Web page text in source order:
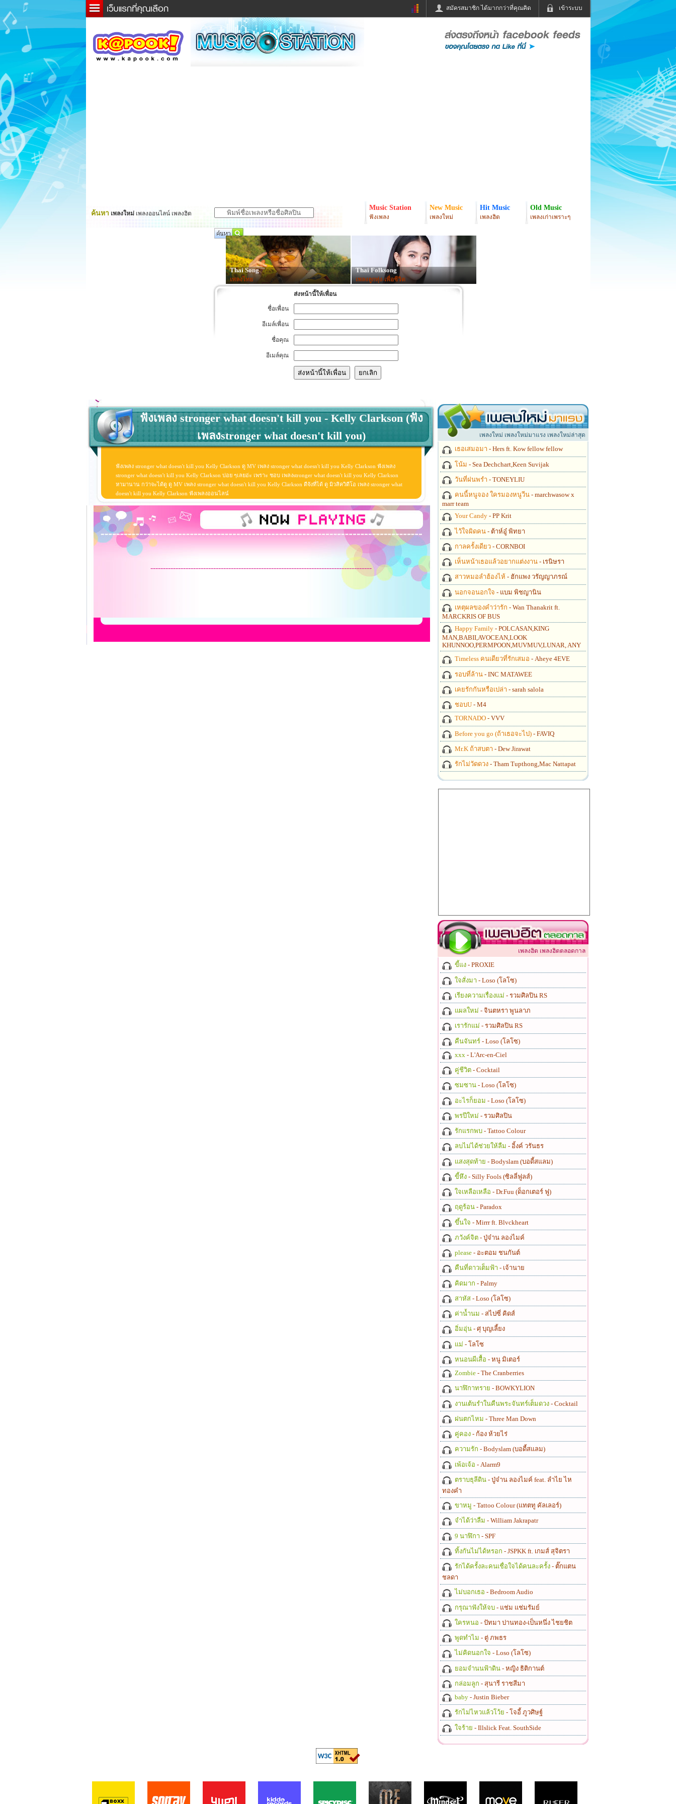
เข้าระบบ
สมัครสมาชิก ได้มากกว่าที่คุณคิด
ข่าวด่วน ข่าวสั้น
ละคร
หนังใหม่
ฟังวิทยุออนไลน์
หมากรุกไทย
Email
ค้นหา เพลงใหม่ เพลงออนไลน์ เพลงฮิต
Music Station
ฟังเพลง
New Music
เพลงใหม่
Hit Music
เพลงฮิต
Old Music
เพลงเก่าเพราะๆ
Thai Song
เพลงไทย
Thai Folksong
เพลงลูกทุ่ง-เพื่อชีวิต
ส่งหน้านี้ให้เพื่อน
ชื่อเพื่อน
อีเมล์เพื่อน
ชื่อคุณ
อีเมล์คุณ
ฟังเพลง stronger what doesn't kill you - Kelly Clarkson (ฟัง
เพลงstronger what doesn't kill you)
ฟังเพลง stronger what doesn't kill you Kelly Clarkson ดู MV เพลง stronger what doesn't kill you Kelly Clarkson ฟังเพลง
stronger what doesn't kill you Kelly Clarkson บ่อย ๆเลยอ่ะ เพราะ ชอบ เพลงstronger what doesn't kill you Kelly Clarkson
หามานาน กว่าจะได้ดู ดู MV เพลง stronger what doesn't kill you Kelly Clarkson ดีจังที่ได้ ดู มิวสิควิดีโอ เพลง stronger what
doesn't kill you Kelly Clarkson ฟังเพลงออนไลน์
----------------------------------------------------------------------------------------
เพลงใหม่ เพลงใหม่มาแรง เพลงใหม่ล่าสุด
เธอเสมอมา - Hers ft. Kow fellow fellow
โน้ม - Sea Dechchart,Keen Suvijak
วันที่ฝนพรำ - TONEYLIU
คนนี้หนูจอง ใครมองหนูวีน - marchwasow x
marr team
Your Candy - PP Krit
ไว้ใจผิดคน - ต้าห์อู๋ พิทยา
กาลครั้งเดียว - CORNBOI
เห็นหน้าเธอแล้วอยากแต่งงาน - เรนิษรา
สาวหมอลำฮ้องไห้ - ฮักแพง วรัญญาภรณ์
นอกจอนอกใจ - แบม พิชญานิน
เหตุผลของคำว่ารัก - Wan Thanakrit ft.
MARCKRIS OF BUS
Happy Family - POLCASAN,KING
MAN,BABII,AVOCEAN,LOOK
KHUNNOO,PERMPOON,MUVMUV,LUNAR, ANY
Timeless คนเดียวที่รักเสมอ - Aheye 4EVE
รอบที่ล้าน - INC MATAWEE
เคยรักกันหรือเปล่า - sarah salola
ชอบU - M4
TORNADO - VVV
Before you go (ถ้าเธอจะไป) - FAVIQ
Mr.K ถ้าสบตา - Dew Jirawat
รักไม่วัดดวง - Tham Tupthong,Mac Nattapat
เพลงฮิต เพลงฮิตตลอดกาล
ขี้แง - PROXIE
ใจสั่งมา - Loso (โลโซ)
เรียงความเรื่องแม่ - รวมศิลปิน RS
แผลใหม่ - จินตหรา พูนลาภ
เรารักแม่ - รวมศิลปิน RS
คืนจันทร์ - Loso (โลโซ)
xxx - L'Arc-en-Ciel
คู่ชีวิต - Cocktail
ซมซาน - Loso (โลโซ)
อะไรก็ยอม - Loso (โลโซ)
พรปีใหม่ - รวมศิลปิน
รักแรกพบ - Tattoo Colour
ลบไม่ได้ช่วยให้ลืม - อิ้งค์ วรันธร
แสงสุดท้าย - Bodyslam (บอดี้สแลม)
ขี้หึง - Silly Fools (ซิลลี่ฟูลส์)
ใจเหลือเหลือ - Dr.Fuu (ด็อกเตอร์ ฟู)
ฤดูร้อน - Paradox
ขึ้นใจ - Mirrr ft. Blvckheart
ภวังค์จิต - ปู่จ๋าน ลองไมค์
please - อะตอม ชนกันต์
คืนที่ดาวเต็มฟ้า - เจ้านาย
คิดมาก - Palmy
สาหัส - Loso (โลโซ)
ค่าน้ำนม - สไปซี่ คิดส์
อิ่มอุ่น - ศุ บุญเลี้ยง
แม่ - โลโซ
หนอนผีเสื้อ - หนู มิเตอร์
Zombie - The Cranberries
นาฬิกาทราย - BOWKYLION
งานเต้นรำในคืนพระจันทร์เต็มดวง - Cocktail
ฝนตกไหม - Three Man Down
คู่คอง - ก้อง ห้วยไร่
ความรัก - Bodyslam (บอดี้สแลม)
เพ้อเจ้อ - Alarm9
ตราบธุลีดิน - ปู่จ๋าน ลองไมค์ feat. ลำไย ไห
ทองคำ
ขาหมู - Tattoo Colour (แทตทู คัลเลอร์)
จำได้ว่าลืม - William Jakrapatr
9 นาฬิกา - SPF
ทิ้งกันไม่ได้หรอก - JSPKK ft. เกมส์ สุจิตรา
รักได้ครั้งละคนเชื่อใจได้คนละครั้ง - ตั๊กแตน
ชลดา
ไม่บอกเธอ - Bedroom Audio
กรุณาฟังให้จบ - แช่ม แช่มรัมย์
ใครหนอ - ปัทมา ปานทอง-เป็นหนึ่ง ไชยชิต
พูดทำไม - ตู่ ภพธร
ไม่คิดนอกใจ - Loso (โลโซ)
ยอมจำนนฟ้าดิน - หญิง ธิติกานต์
กล่อมลูก - สุนารี ราชสีมา
baby - Justin Bieber
รักไม่ไหวแล้วโว้ย - โจอี้ ภูวศิษฐ์
ใจร้าย - Illslick Feat. SouthSide